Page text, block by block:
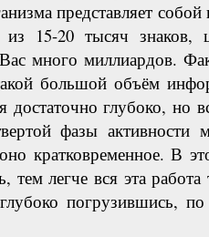
представляет
из 15-20 тысяч
много миллиардов.
большой объём
достаточно глубоко, но
фазы активности
кратковременное. В
тем легче вся эта
погрузившись,